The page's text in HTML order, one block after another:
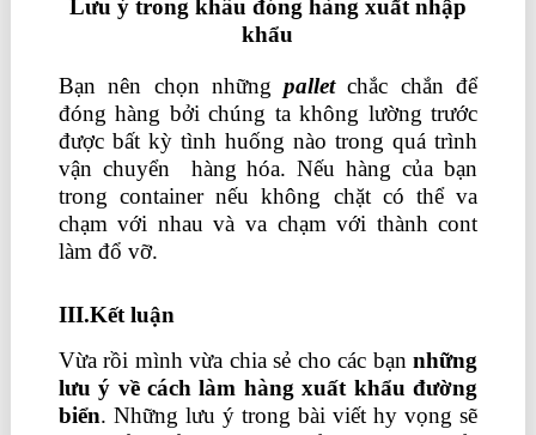
Lưu ý trong khâu đóng hàng xuất nhập
khẩu
Bạn nên chọn nhữngpalletchắc chắn để
đóng hàng bởi chúng ta không lường trước
được bất kỳ tình huống nào trong quá trình
vận chuyển hàng hóa. Nếu hàng của bạn
trong container nếu không chặt có thể va
chạm với nhau và va chạm với thành cont
làm đổ vỡ.
III.Kết luận
Vừa rồi mình vừa chia sẻ cho các bạnnhững
lưu ý về cách làm hàngxuất khẩu đường
biển. Những lưu ý trong bài viết hy vọng sẽ